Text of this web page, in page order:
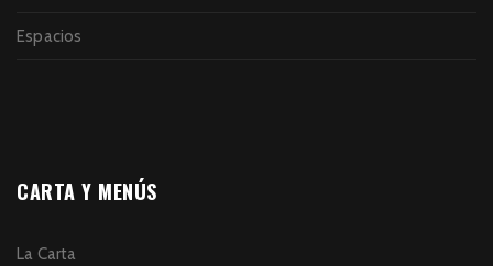
Espacios
CARTA Y MENÚS
La Carta